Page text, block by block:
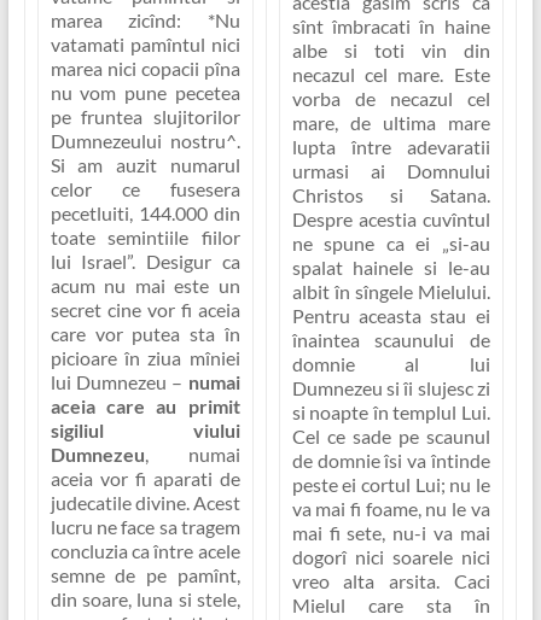
marea zicînd: *Nu
vatamati pamîntul nici
marea nici copacii pîna
nu vom pune pecetea
pe fruntea slujitorilor
Dumnezeului nostru^.
Si am auzit numarul
celor ce fusesera
pecetluiti, 144.000 din
toate semintiile fiilor
lui Israel”. Desigur ca
acum nu mai este un
secret cine vor fi aceia
care vor putea sta în
picioare în ziua mîniei
lui Dumnezeu – numai
aceia care au primit
sigiliul viului
Dumnezeu , numai
aceia vor fi aparati de
judecatile divine. Acest
lucru ne face sa tragem
concluzia ca între acele
semne de pe pamînt,
din soare, luna si stele,
sînt îmbracati în haine
albe si toti vin din
necazul cel mare.
Este
vorba de necazul cel
mare, de ultima mare
lupta între adevaratii
urmasi ai Domnului
Christos si Satana.
Despre acestia cuvîntul
ne spune ca ei
„si-au
spalat hainele si le-au
albit în sîngele Mielului.
Pentru aceasta stau ei
înaintea scaunului de
domnie al lui
Dumnezeu si îi slujesc zi
si noapte în templul Lui.
Cel ce sade pe scaunul
de domnie îsi va întinde
peste ei cortul Lui; nu le
va mai fi foame, nu le va
mai fi sete, nu-i va mai
dogorî nici soarele nici
vreo alta arsita. Caci
Mielul care sta în